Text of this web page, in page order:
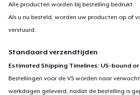
Alle producten worden bij bestelling bedrukt.
Als u nu besteld, worden uw producten op of
verstuurd.
Standaard verzendtijden
Estimated Shipping Timelines: US-bound
Bestellingen voor de VS worden naar
werkdagen geleverd, nadat de bestelling is